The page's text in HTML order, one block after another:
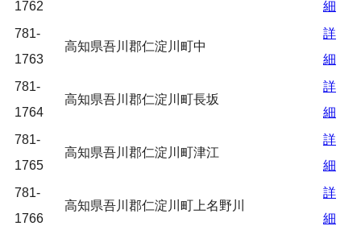
1762
細
781-
1763
高知県吾川郡仁淀川町中
詳
細
781-
1764
高知県吾川郡仁淀川町長坂
詳
細
781-
1765
高知県吾川郡仁淀川町津江
詳
細
781-
1766
高知県吾川郡仁淀川町上名野川
詳
細